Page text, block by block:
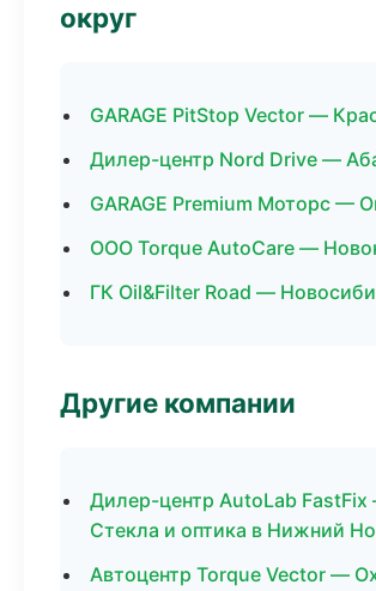
округ
GARAGE PitStop Vector —
Дилер-центр Nord Drive —
GARAGE Premium Моторс —
ООО Torque AutoCare —
ГК Oil&Filter Road —
Другие компании
Дилер-центр AutoLab
Стекла и оптика в Нижний
Автоцентр Torque Vector —